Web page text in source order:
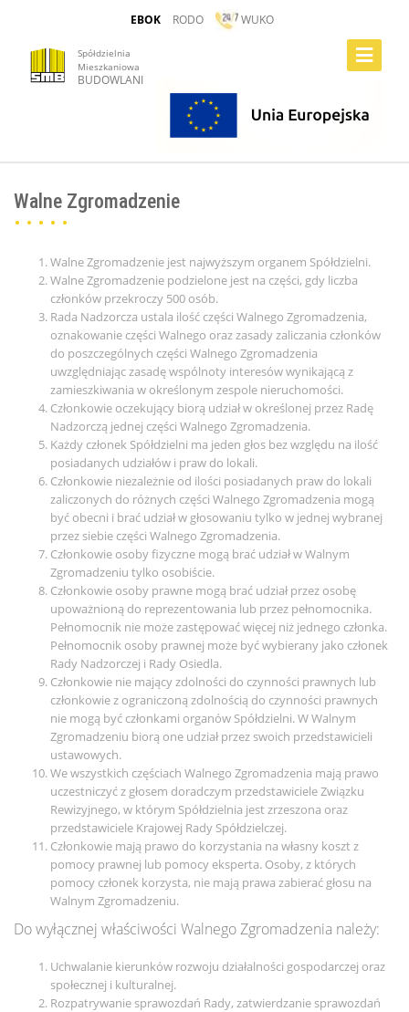
EBOK RODO WUKO
Toggle
Spółdzielnia
Mieszkaniowa
BUDOWLANI
Organy Spółdzielni
Walne Zgromadzenie
Walne Zgromadzenie jest najwyższym organem Spółdzielni.
Walne Zgromadzenie podzielone jest na części, gdy liczba
członków przekroczy 500 osób.
Rada Nadzorcza ustala ilość części Walnego Zgromadzenia,
oznakowanie części Walnego oraz zasady zaliczania członków
do poszczególnych części Walnego Zgromadzenia
uwzględniając zasadę wspólnoty interesów wynikającą z
zamieszkiwania w określonym zespole nieruchomości.
Członkowie oczekujący biorą udział w określonej przez Radę
Nadzorczą jednej części Walnego Zgromadzenia.
Każdy członek Spółdzielni ma jeden głos bez względu na ilość
posiadanych udziałów i praw do lokali.
Członkowie niezależnie od ilości posiadanych praw do lokali
zaliczonych do różnych części Walnego Zgromadzenia mogą
być obecni i brać udział w głosowaniu tylko w jednej wybranej
przez siebie części Walnego Zgromadzenia.
Członkowie osoby fizyczne mogą brać udział w Walnym
Zgromadzeniu tylko osobiście.
Członkowie osoby prawne mogą brać udział przez osobę
upoważnioną do reprezentowania lub przez pełnomocnika.
Pełnomocnik nie może zastępować więcej niż jednego członka.
Pełnomocnik osoby prawnej może być wybierany jako członek
Rady Nadzorczej i Rady Osiedla.
Członkowie nie mający zdolności do czynności prawnych lub
członkowie z ograniczoną zdolnością do czynności prawnych
nie mogą być członkami organów Spółdzielni. W Walnym
Zgromadzeniu biorą one udział przez swoich przedstawicieli
ustawowych.
We wszystkich częściach Walnego Zgromadzenia mają prawo
uczestniczyć z głosem doradczym przedstawiciele Związku
Rewizyjnego, w którym Spółdzielnia jest zrzeszona oraz
przedstawiciele Krajowej Rady Spółdzielczej.
Członkowie mają prawo do korzystania na własny koszt z
pomocy prawnej lub pomocy eksperta. Osoby, z których
pomocy członek korzysta, nie mają prawa zabierać głosu na
Walnym Zgromadzeniu.
Do wyłącznej właściwości Walnego Zgromadzenia należy:
Uchwalanie kierunków rozwoju działalności gospodarczej oraz
społecznej i kulturalnej.
Rozpatrywanie sprawozdań Rady, zatwierdzanie sprawozdań